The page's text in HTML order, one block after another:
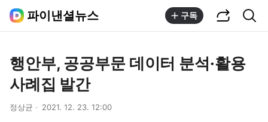
파이낸셜뉴스 구독
행안부, 공공부문 데이터 분석·활용
사례집 발간
정상균 2021. 12. 23. 12:00